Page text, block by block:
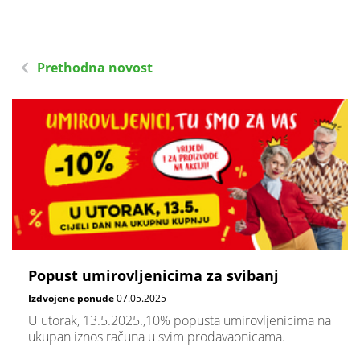
Prethodna novost
Popust umirovljenicima za svibanj
Izdvojene ponude07.05.2025
U utorak, 13.5.2025.,10% popusta umirovljenicima na
ukupan iznos računa u svim prodavaonicama.